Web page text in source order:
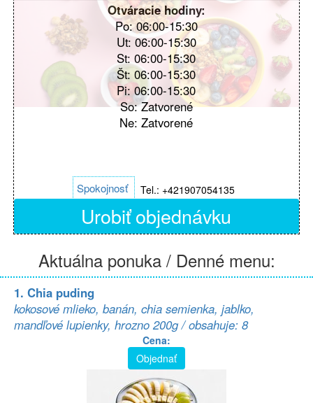
Otváracie hodiny:
Po: 06:00-15:30
Ut: 06:00-15:30
St: 06:00-15:30
Št: 06:00-15:30
Pi: 06:00-15:30
So: Zatvorené
Ne: Zatvorené
Spokojnosť Tel.: +421907054135
Urobiť objednávku
Aktuálna ponuka / Denné menu:
1. Chia puding
kokosové mlieko, banán, chia semienka, jablko,
mandľové lupienky, hrozno 200g / obsahuje: 8
Cena:
Objednať